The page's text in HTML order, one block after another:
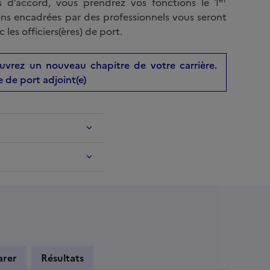
encadrées par des professionnels vous seront
les officiers(ères) de port.
un nouveau chapitre de votre carrière.
de port adjoint(e)
Résultats